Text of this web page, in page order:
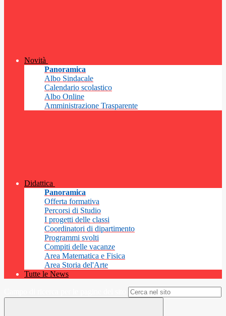
Novità
Panoramica
Albo Sindacale
Calendario scolastico
Albo Online
Amministrazione Trasparente
Didattica
Panoramica
Offerta formativa
Percorsi di Studio
I progetti delle classi
Coordinatori di dipartimento
Programmi svolti
Compiti delle vacanze
Area Matematica e Fisica
Area Storia del'Arte
Tutte le News